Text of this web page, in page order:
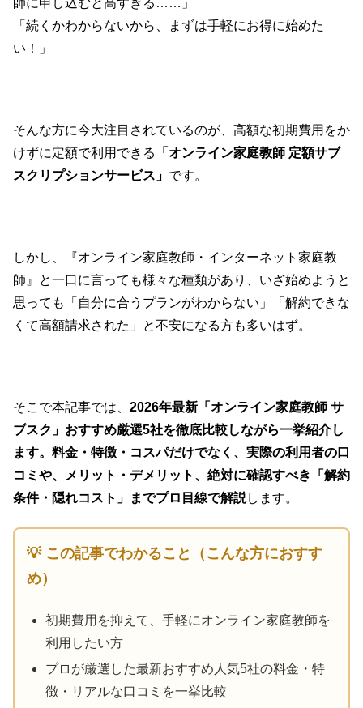
師に申し込むと高すぎる……」
「続くかわからないから、まずは手軽にお得に始めた
い！」
そんな方に今大注目されているのが、高額な初期費用をか
けずに定額で利用できる
「オンライン家庭教師 定額サブ
スクリプションサービス」 です。
しかし、『オンライン家庭教師・インターネット家庭教
師』と一口に言っても様々な種類があり、いざ始めようと
思っても「自分に合うプランがわからない」「解約できな
くて高額請求された」と不安になる方も多いはず。
そこで本記事では、 2026年最新「オンライン家庭教師 サ
ブスク」おすすめ厳選5社を徹底比較しながら一挙紹介し
ます。料金・特徴・コスパだけでなく、実際の利用者の口
コミや、メリット・デメリット、絶対に確認すべき「解約
条件・隠れコスト」までプロ目線で解説します。
💡 この記事でわかること（こんな方におすす
め）
初期費用を抑えて、手軽にオンライン家庭教師を
利用したい方
プロが厳選した最新おすすめ人気5社の料金・特
徴・リアルな口コミを一挙比較